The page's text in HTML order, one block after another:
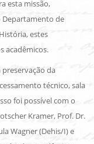
esta missão,
Departamento de
estes
acadêmicos.
da
técnico, sala
foi possível com o
Kramer, Prof. Dr.
Wagner (Dehis/I) e